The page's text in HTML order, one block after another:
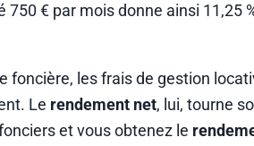
€ par mois donne ainsi 11,25
foncière, les frais de gestion
Le rendement net, lui, tourne
et vous obtenez le